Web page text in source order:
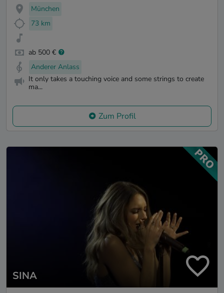
München
73 km
ab 500 €
Anderer Anlass
It only takes a touching voice and some strings to create
ma...
Zum Profil
SINA